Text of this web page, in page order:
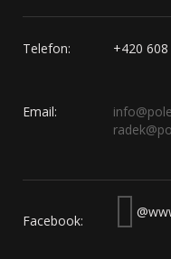
Telefon: +420
Email:
Facebook: